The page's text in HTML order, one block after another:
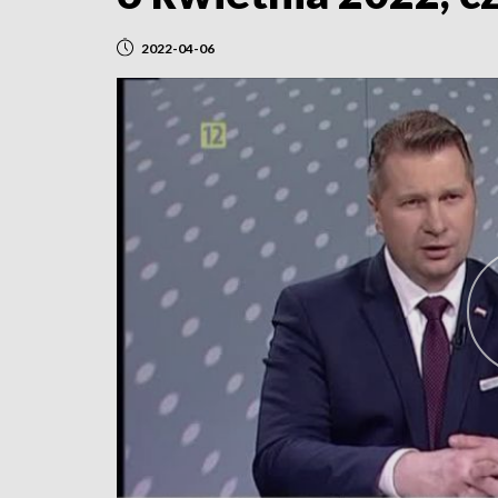
2022-04-06